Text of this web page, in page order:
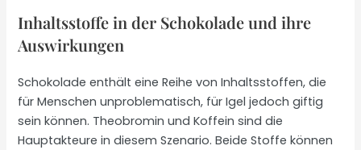
Inhaltsstoffe in der Schokolade und ihre
Auswirkungen
Schokolade enthält eine Reihe von Inhaltsstoffen, die
für Menschen unproblematisch, für Igel jedoch giftig
sein können. Theobromin und Koffein sind die
Hauptakteure in diesem Szenario. Beide Stoffe können